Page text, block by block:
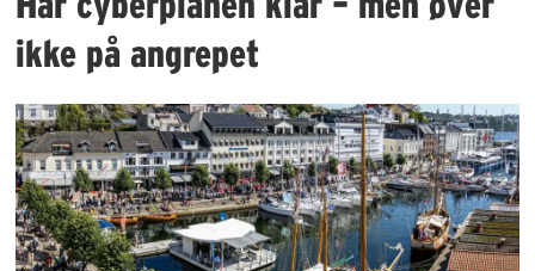
ikke på angrepet